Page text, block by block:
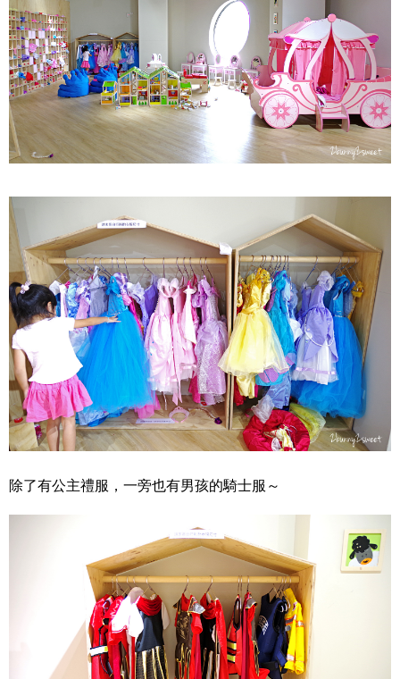
除了有公主禮服，一旁也有男孩的騎士服～